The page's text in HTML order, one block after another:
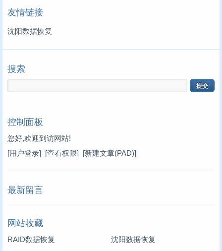
友情链接
沈阳数据恢复
搜索
控制面板
您好,欢迎到访网站!
[用户登录] [查看权限] [新建文章(PAD)]
最新留言
网站收藏
RAID数据恢复 沈阳数据恢复